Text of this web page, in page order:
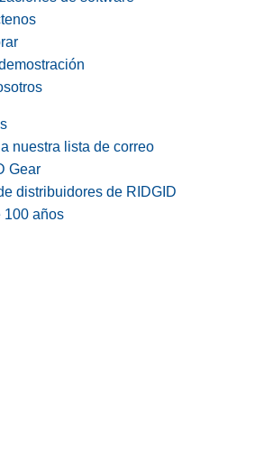
nuestra lista de correo
Gear
distribuidores de RIDGID
100 años